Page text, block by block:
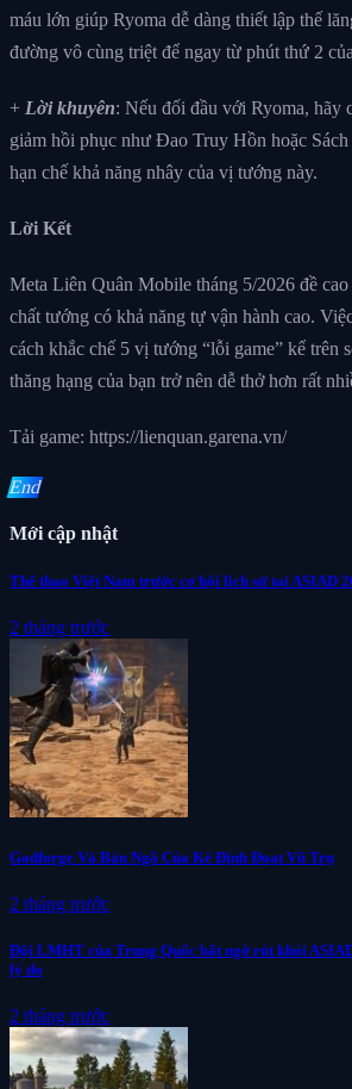
máu lớn giúp Ryoma dễ dàng thiết lập thế
đường vô cùng triệt để ngay từ phút thứ 2
+ Lời khuyên: Nếu đối đầu với Ryoma, hãy
giảm hồi phục như Đao Truy Hồn hoặc
hạn chế khả năng nhây của vị tướng này.
Lời Kết
Meta Liên Quân Mobile tháng 5/2026 đề
chất tướng có khả năng tự vận hành cao.
cách khắc chế 5 vị tướng “lỗi game” kể trên
thăng hạng của bạn trở nên dễ thở hơn rất
Tải game: https://lienquan.garena.vn/
End
Mới cập nhật
Thể thao Việt Nam trước cơ hội lịch sử tại ASIAD
2 tháng trước
Godforge Và Bản Ngã Của Kẻ Định Đoạt Vũ Trụ
2 tháng trước
Đội LMHT của Trung Quốc bất ngờ rút khỏi
lý do
2 tháng trước